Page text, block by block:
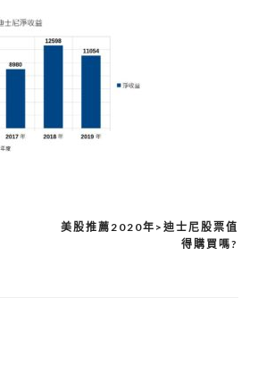
美股推薦2020年>迪士尼股票值
得購買嗎?